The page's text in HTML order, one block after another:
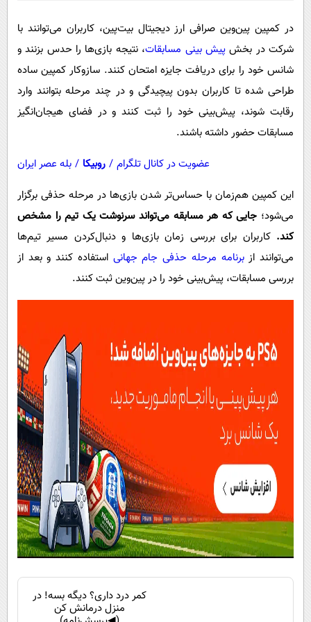
در کمپین پین‌وین صرافی ارز دیجیتال بیت‌پین، کاربران می‌توانند با
شرکت در بخشپیش بینی مسابقات، نتیجه بازی‌ها را حدس بزنند و
شانس خود را برای دریافت جایزه امتحان کنند. سازوکار کمپین ساده
طراحی شده تا کاربران بدون پیچیدگی و در چند مرحله بتوانند وارد
رقابت شوند، پیش‌بینی خود را ثبت کنند و در فضای هیجان‌انگیز
مسابقات حضور داشته باشند.
عضویت در کانال تلگرام / روبیکا / بله عصر ایران
این کمپین هم‌زمان با حساس‌تر شدن بازی‌ها در مرحله حذفی برگزار
می‌شود؛ جایی که هر مسابقه می‌تواند سرنوشت یک تیم را مشخص
کند. کاربران برای بررسی زمان بازی‌ها و دنبال‌کردن مسیر تیم‌ها
می‌توانند ازبرنامه مرحله حذفی جام جهانی استفاده کنند و بعد از
بررسی مسابقات، پیش‌بینی خود را در پین‌وین ثبت کنند.
کمر درد داری؟ دیگه بسه! در
منزل درمانش کن